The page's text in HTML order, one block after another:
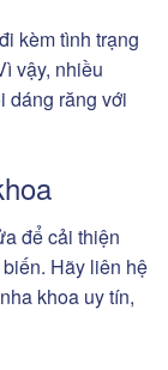
kèm tình trạng
vậy, nhiều
dáng răng với
để cải thiện
Hãy liên hệ
khoa uy tín,